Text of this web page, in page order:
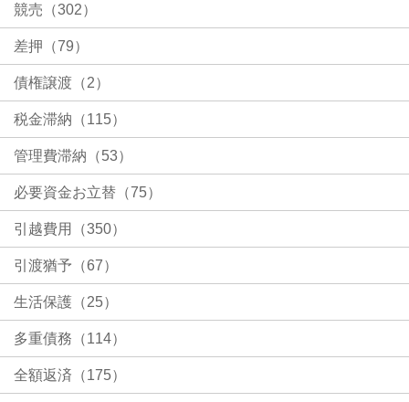
競売（302）
差押（79）
債権譲渡（2）
税金滞納（115）
管理費滞納（53）
必要資金お立替（75）
引越費用（350）
引渡猶予（67）
生活保護（25）
多重債務（114）
全額返済（175）